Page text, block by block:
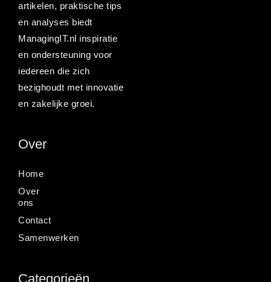
artikelen, praktische tips
en analyses biedt
ManagingIT.nl inspiratie
en ondersteuning voor
iedereen die zich
bezighoudt met innovatie
en zakelijke groei.
Over
Home
Over
ons
Contact
Samenwerken
Categorieën